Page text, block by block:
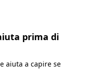
prima di
aiuta a capire se